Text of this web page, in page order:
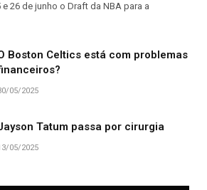
26 de junho o Draft da NBA para a
Boston Celtics está com problemas
05/2025
Tatum passa por cirurgia
05/2025